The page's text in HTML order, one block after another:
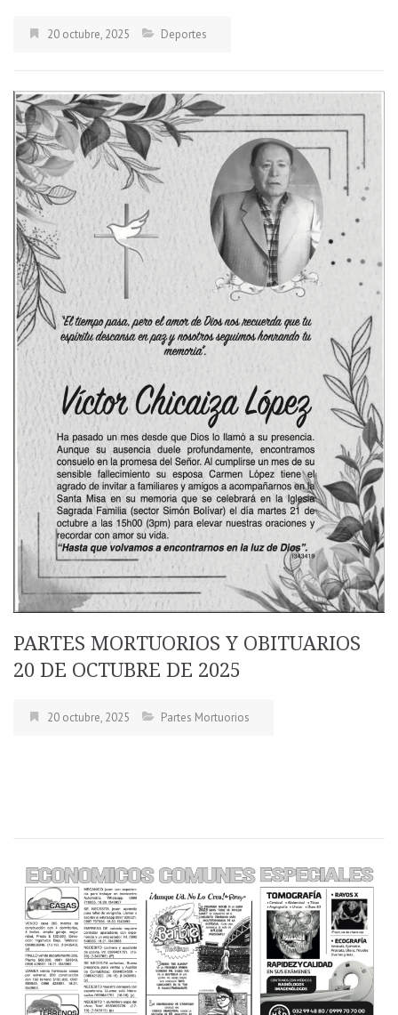
20 octubre, 2025 Deportes
PARTES MORTUORIOS Y OBITUARIOS
20 DE OCTUBRE DE 2025
20 octubre, 2025 Partes Mortuorios